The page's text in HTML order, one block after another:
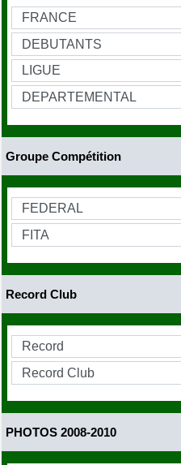
Groupe Compétition
Record Club
PHOTOS 2008-2010